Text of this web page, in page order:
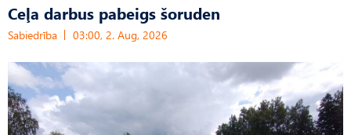
Ceļa darbus pabeigs šoruden
Sabiedrība 03:00, 2. Aug, 2026